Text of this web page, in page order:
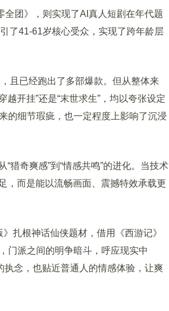
团》，则实现了AI真人短剧在年代题
了41-61岁核心受众，实现了跨年龄层
已经跑出了多部爆款。但从整体来
越开挂”还是“末世求生”，均以夸张设定
的细节瑕疵，也一定程度上影响了沉浸
奇爽感”到“情感共鸣”的进化。当技术
，而是能以流畅画面、震撼特效承载更
扎根神话仙侠题材，借用《西游记》
门派之间的明争暗斗，呼应现实中
执念，也贴近普通人的情感体验，让爽